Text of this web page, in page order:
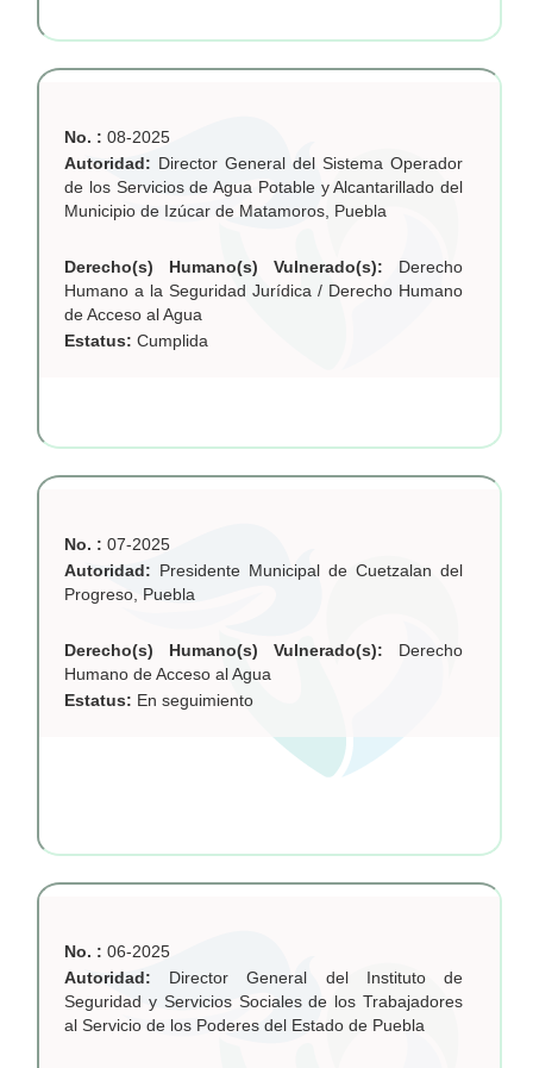
No. : 08-2025
Autoridad: Director General del Sistema Operador
de los Servicios de Agua Potable y Alcantarillado del
Municipio de Izúcar de Matamoros, Puebla
Derecho(s) Humano(s) Vulnerado(s): Derecho
Humano a la Seguridad Jurídica / Derecho Humano
de Acceso al Agua
Estatus: Cumplida
No. : 07-2025
Autoridad: Presidente Municipal de Cuetzalan del
Progreso, Puebla
Derecho(s) Humano(s) Vulnerado(s): Derecho
Humano de Acceso al Agua
Estatus: En seguimiento
No. : 06-2025
Autoridad: Director General del Instituto de
Seguridad y Servicios Sociales de los Trabajadores
al Servicio de los Poderes del Estado de Puebla